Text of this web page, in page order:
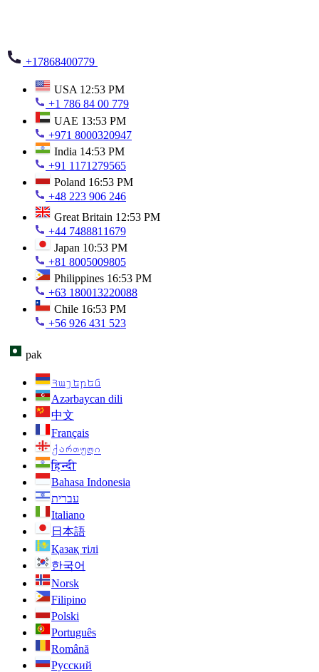
+17868400779
USA 12:53 PM
+1 786 84 00 779
UAE 13:53 PM
+971 8000320947
India 14:53 PM
+91 1171279565
Poland 16:53 PM
+48 223 906 246
Great Britain 12:53 PM
+44 7488811679
Japan 10:53 PM
+81 8005009805
Philippines 16:53 PM
+63 180013220088
Chile 16:53 PM
+56 926 431 523
pak
Հայերեն
Azərbaycan dili
中文
Français
ქართული
हिन्दी
Bahasa Indonesia
עברית
Italiano
日本語
Қазақ тілі
한국어
Norsk
Filipino
Polski
Português
Română
Русский